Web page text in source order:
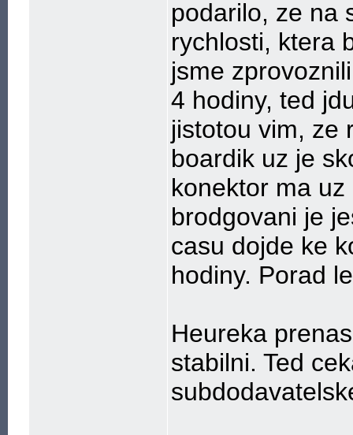
podarilo, ze na
rychlosti, ktera
jsme
4 hodiny, ted
jistotou vim, ze
boardik uz je
konektor ma
brodgovani je
casu dojde ke
hodiny. Porad
Heureka
stabilni. Ted